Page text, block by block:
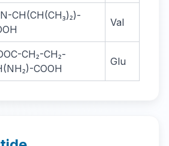
CH(CH(CH₃)₂)-
Val
CH₂-CH₂-
COOH
Glu